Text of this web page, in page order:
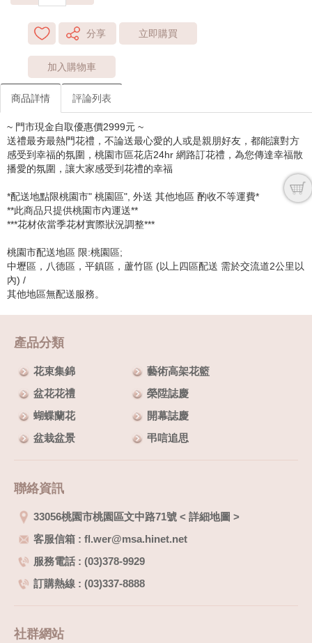
分享 立即購買
加入購物車
商品詳情 評論列表
~ 門市現金自取優惠價2999元 ~
送禮最夯最熱門花禮，不論送最心愛的人或是親朋好友，都能讓對方
感受到幸福的氛圍，桃園市區花店24hr 網路訂花禮，為您傳達幸福散
播愛的氛圍，讓大家感受到花禮的幸福
*配送地點限桃園市" 桃園區", 外送 其他地區 酌收不等運費*
**此商品只提供桃園市內運送**
***花材依當季花材實際狀況調整***
桃園市配送地區 限:桃園區;
中壢區，八德區，平鎮區，蘆竹區 (以上四區配送 需於交流道2公里以
內) /
其他地區無配送服務。
產品分類
花束集錦
盆花花禮
蝴蝶蘭花
盆栽盆景
藝術高架花籃
榮陞誌慶
開幕誌慶
弔唁追思
聯絡資訊
33056桃園市桃園區文中路71號 < 詳細地圖 >
客服信箱 : fl.wer@msa.hinet.net
服務電話 : (03)378-9929
訂購熱線 : (03)337-8888
社群網站